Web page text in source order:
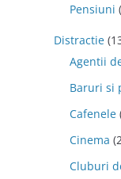
Pensiuni
Distractie
Agentii
Baruri si
Cafenele
Cinema
Cluburi